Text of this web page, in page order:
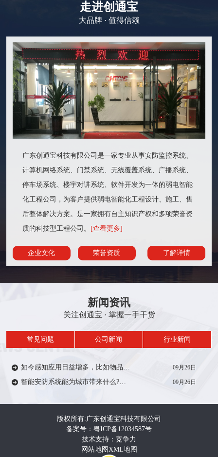
走进创通宝
大品牌 · 值得信赖
广东创通宝科技有限公司是一家专业从事安防监控系统、
计算机网络系统、门禁系统、无线覆盖系统、广播系统、
停车场系统、楼宇对讲系统、软件开发为一体的弱电智能
化工程公司，为客户提供弱电智能化工程设计、施工、售
后整体解决方案。是一家拥有自主知识产权和多项荣誉资
质的科技型工程公司。
[查看更多]
企业文化 荣誉资质 了解详情
新闻资讯
关注创通宝 · 掌握一手干货
常见问题 公司新闻 行业新闻
09月26日
09月26日
版权所有:广东创通宝科技有限公司
备案号：粤ICP备12034587号
技术支持：竞争力
网站地图 XML地图